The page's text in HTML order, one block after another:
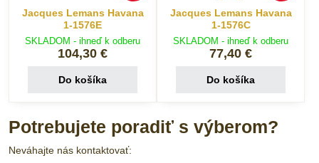
Jacques Lemans Havana
1-1576E
SKLADOM - ihneď k odberu
104,30 €
Do košíka
Jacques Lemans Havana
1-1576C
SKLADOM - ihneď k odberu
77,40 €
Do košíka
Potrebujete poradiť s výberom?
Neváhajte nás kontaktovať: